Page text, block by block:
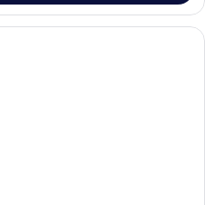
Egy modern hálószoba, melyben